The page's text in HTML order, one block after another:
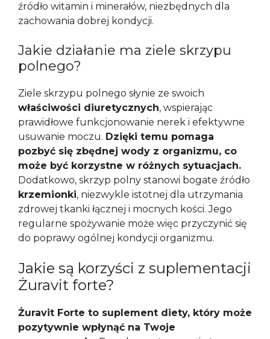
źródło witamin i minerałów, niezbędnych dla
zachowania dobrej kondycji.
Jakie działanie ma ziele skrzypu
polnego?
Ziele skrzypu polnego słynie ze swoich
właściwości diuretycznych, wspierając
prawidłowe funkcjonowanie nerek i efektywne
usuwanie moczu. Dzięki temu pomaga
pozbyć się zbędnej wody z organizmu, co
może być korzystne w różnych sytuacjach.
Dodatkowo, skrzyp polny stanowi bogate źródło
krzemionki, niezwykle istotnej dla utrzymania
zdrowej tkanki łącznej i mocnych kości. Jego
regularne spożywanie może więc przyczynić się
do poprawy ogólnej kondycji organizmu.
Jakie są korzyści z suplementacji
Żuravit forte?
Żuravit Forte to suplement diety, który może
pozytywnie wpłynąć na Twoje